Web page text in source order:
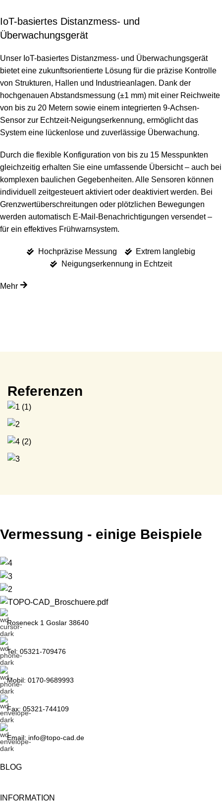
IoT-basiertes Distanzmess- und
Überwachungsgerät
Unser IoT-basiertes Distanzmess- und Überwachungsgerät
bietet eine zukunftsorientierte Lösung für die präzise Kontrolle
von Strukturen, Hallen und Industrieanlagen. Dank der
hochgenauen Abstandsmessung (±1 mm) mit einer Reichweite
von bis zu 20 Metern sowie einem integrierten 9-Achsen-
Sensor zur Echtzeit-Neigungserkennung, ermöglicht das
System eine lückenlose und zuverlässige Überwachung.
Durch die flexible Konfiguration von bis zu 15 Messpunkten
gleichzeitig erhalten Sie eine umfassende Übersicht – auch bei
komplexen baulichen Gegebenheiten. Alle Sensoren können
individuell zeitgesteuert aktiviert oder deaktiviert werden. Bei
Grenzwertüberschreitungen oder plötzlichen Bewegungen
werden automatisch E-Mail-Benachrichtigungen versendet –
für ein effektives Frühwarnsystem.
Hochpräzise Messung
Extrem langlebig
Neigungserkennung in Echtzeit
Mehr
Referenzen
Vermessung - einige Beispiele
Roseneck 1 Goslar 38640
Tel: 05321-709476
Mobil: 0170-9689993
Fax: 05321-744109
Email: info@topo-cad.de
BLOG
INFORMATION